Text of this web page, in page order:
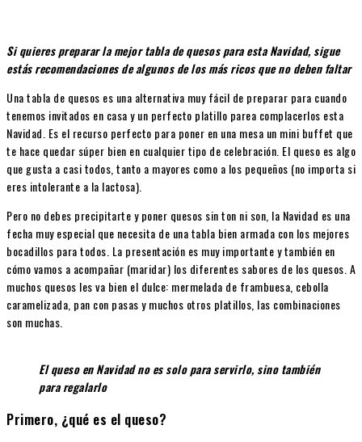
Si quieres preparar la mejor tabla de quesos para esta Navidad, sigue
estás recomendaciones de algunos de los más ricos que no deben faltar
Una tabla de quesos es una alternativa muy fácil de preparar para cuando
tenemos invitados en casa y un perfecto platillo parea complacerlos esta
Navidad. Es el recurso perfecto para poner en una mesa un mini buffet que
te hace quedar súper bien en cualquier tipo de celebración. El queso es algo
que gusta a casi todos, tanto a mayores como a los pequeños (no importa si
eres intolerante a la lactosa).
Pero no debes precipitarte y poner quesos sin ton ni son, la Navidad es una
fecha muy especial que necesita de una tabla bien armada con los mejores
bocadillos para todos. La presentación es muy importante y también en
cómo vamos a acompañar (maridar) los diferentes sabores de los quesos. A
muchos quesos les va bien el dulce: mermelada de frambuesa, cebolla
caramelizada, pan con pasas y muchos otros platillos, las combinaciones
son muchas.
El queso en Navidad no es solo para servirlo, sino también
para regalarlo
Primero, ¿qué es el queso?